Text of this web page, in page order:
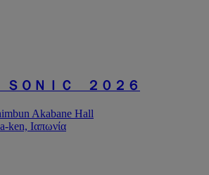
ＳＯＮＩＣ ２０２６
Akabane Hall
ken, Ιαπωνία